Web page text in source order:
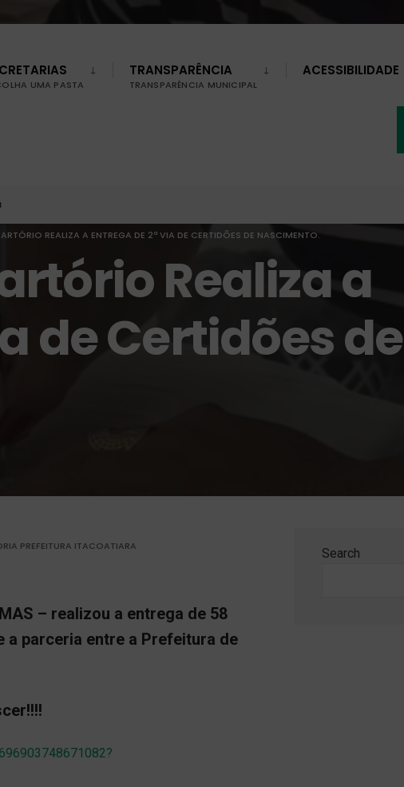
UMA PASTA
TRANSPARÊNCIA
TRANSPARÊNCIA MUNICIPAL
ACESSIBILIDADE
REALIZA A ENTREGA DE 2ª VIA DE CERTIDÕES DE NASCIMENTO.
Realiza a
de Certidões de
PREFEITURA ITACOATIARA
– realizou a entrega de 58
a parceria entre a Prefeitura de
Search